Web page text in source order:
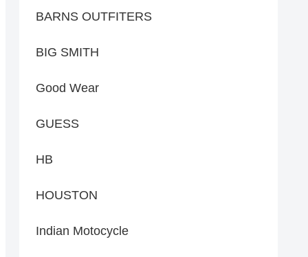
BARNS OUTFITERS
BIG SMITH
Good Wear
GUESS
HB
HOUSTON
Indian Motocycle